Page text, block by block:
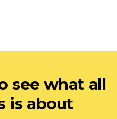
see what all
is about